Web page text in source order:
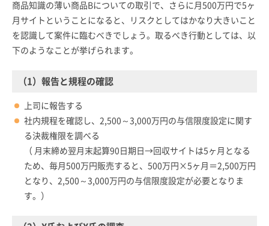
商品知識の薄い商品Bについての取引で、さらに月500万円で5ヶ
月サイトということになると、リスクとしてはかなり大きいこと
を認識して案件に臨むべきでしょう。取るべき行動としては、以
下のようなことが挙げられます。
（1）報告と規程の確認
上司に報告する
社内規程を確認し、2,500～3,000万円の与信限度設定に関す
る決裁権限を調べる
（ 月末締め翌月末起算90日期日→回収サイトは5ヶ月となる
ため、毎月500万円販売すると、500万円×5ヶ月＝2,500万円
となり、2,500～3,000万円の与信限度設定が必要となりま
す。）